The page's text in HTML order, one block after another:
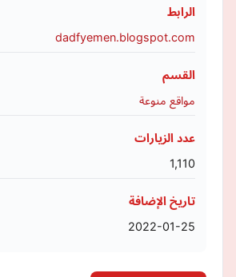
الرابط
dadfyemen.blogspot.com
القسم
مواقع منوعة
عدد الزيارات
1,110
تاريخ الإضافة
2022-01-25